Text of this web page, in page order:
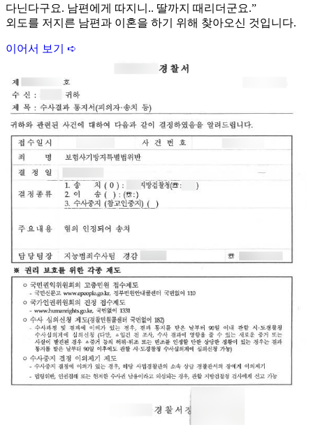
다닌다구요. 남편에게 따지니.. 딸까지 때리더군요.”
외도를 저지른 남편과 이혼을 하기 위해 찾아오신 것입니다.
이어서 보기 ➪